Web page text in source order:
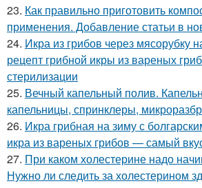
23. Как правильно приготовить
применения. Добавление статьи в
24. Икра из грибов через мясорубку
рецепт грибной икры из вареных
стерилизации
25. Вечный капельный полив.
капельницы, спринклеры,
26. Икра грибная на зиму с
икра из вареных грибов — самый
27. При каком холестерине надо
Нужно ли следить за холестерином